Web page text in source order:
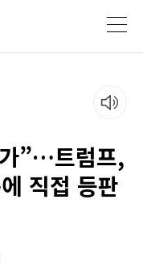
”…트럼프,
직접 등판